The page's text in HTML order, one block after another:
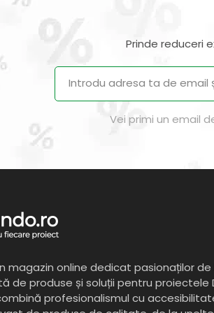
Prinde reduceri
Vei primi un email
magazin online dedicat pasionaților de
de produse și soluții pentru proiectele
profesionalismul cu